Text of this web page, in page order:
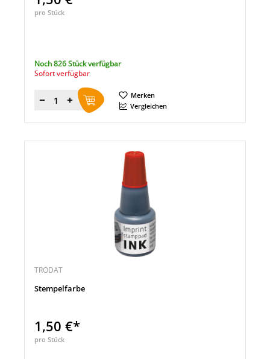
pro Stück
Noch 826 Stück verfügbar
Sofort verfügbar
Menge
Merken
Vergleichen
TRODAT
Stempelfarbe
1,50 €*
pro Stück